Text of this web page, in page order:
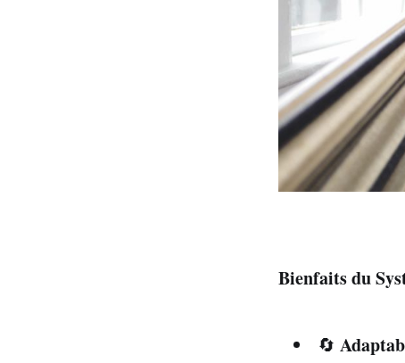
Bienfaits du
🔄